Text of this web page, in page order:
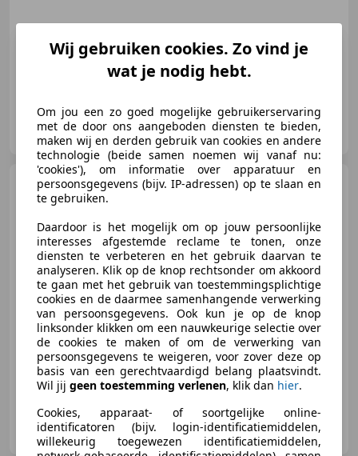
01/2012 185.985 km Benzine 135 kW (184 PK)
Autoveen
NL-4264 AJ VEEN
BMW 316 3-serie 316i
€ 11.490
05/2014 187.990 km Benzine 100 kW (136 PK)
Autoveen
NL-4264 AJ VEEN
Wij gebruiken cookies. Zo vind je
wat je nodig hebt.
Om jou een zo goed mogelijke gebruikerservaring
met de door ons aangeboden diensten te bieden,
maken wij en derden gebruik van cookies en andere
technologie (beide samen noemen wij vanaf nu:
'cookies'), om informatie over apparatuur en
persoonsgegevens (bijv. IP-adressen) op te slaan en
te gebruiken.
Daardoor is het mogelijk om op jouw persoonlijke
interesses afgestemde reclame te tonen, onze
diensten te verbeteren en het gebruik daarvan te
analyseren. Klik op de knop rechtsonder om akkoord
te gaan met het gebruik van toestemmingsplichtige
cookies en de daarmee samenhangende verwerking
van persoonsgegevens. Ook kun je op de knop
linksonder klikken om een nauwkeurige selectie over
de cookies te maken of om de verwerking van
persoonsgegevens te weigeren, voor zover deze op
basis van een gerechtvaardigd belang plaatsvindt.
Wil jij geen toestemming verlenen, klik dan hier.
Cookies, apparaat- of soortgelijke online-
identificatoren (bijv. login-identificatiemiddelen,
willekeurig toegewezen identificatiemiddelen,